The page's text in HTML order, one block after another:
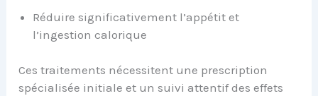
Réduire significativement l’appétit et
l’ingestion calorique
Ces traitements nécessitent une prescription
spécialisée initiale et un suivi attentif des effets